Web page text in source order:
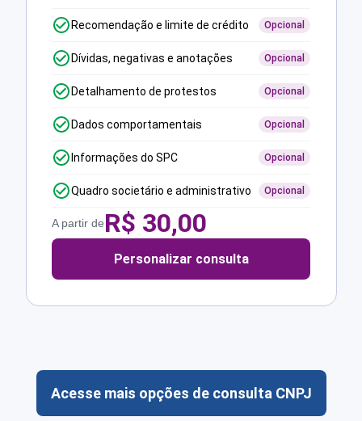
Recomendação e limite de crédito Opcional
Dívidas, negativas e anotações Opcional
Detalhamento de protestos Opcional
Dados comportamentais Opcional
Informações do SPC Opcional
Quadro societário e administrativo Opcional
A partir deR$ 30,00
Personalizar consulta
Acesse mais opções de consulta CNPJ